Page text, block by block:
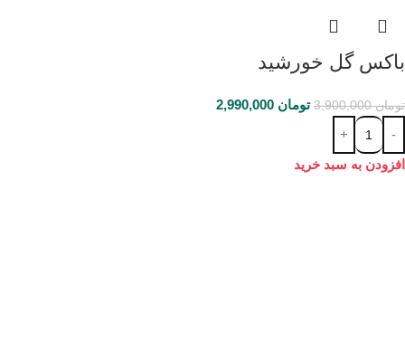
باکس گل خورشید
تومان3,900,000 تومان
افزودن به سبد خرید